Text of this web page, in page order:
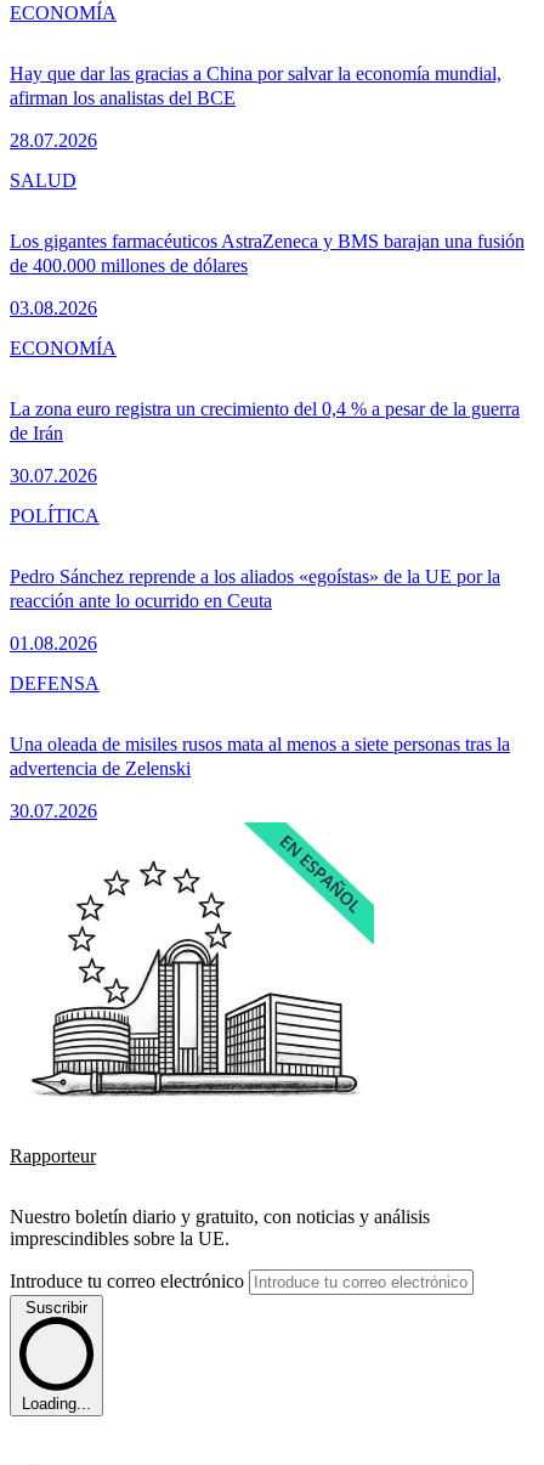
Hay que dar las gracias a China por salvar la economía mundial,
afirman los analistas del BCE
28.07.2026
ECONOMÍA
Los gigantes farmacéuticos AstraZeneca y BMS barajan una fusión
de 400.000 millones de dólares
03.08.2026
SALUD
La zona euro registra un crecimiento del 0,4 % a pesar de la guerra
de Irán
30.07.2026
ECONOMÍA
Pedro Sánchez reprende a los aliados «egoístas» de la UE por la
reacción ante lo ocurrido en Ceuta
01.08.2026
POLÍTICA
Una oleada de misiles rusos mata al menos a siete personas tras la
advertencia de Zelenski
30.07.2026
DEFENSA
Rapporteur
Nuestro boletín diario y gratuito, con noticias y análisis
imprescindibles sobre la UE.
Introduce tu correo electrónico
Suscribir
Loading...